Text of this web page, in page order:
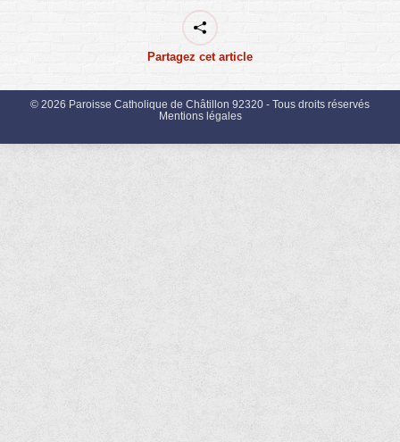
Partagez cet article
© 2026 Paroisse Catholique de Châtillon 92320 - Tous droits réservés
Mentions légales